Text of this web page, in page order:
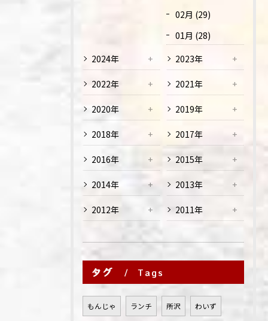
02月 (29)
01月 (28)
2024年
2023年
2022年 2021年
2020年 2019年
2018年 2017年
2016年 2015年
2014年 2013年
2012年 2011年
タグ Tags
もんじゃ ランチ 所沢 わいず